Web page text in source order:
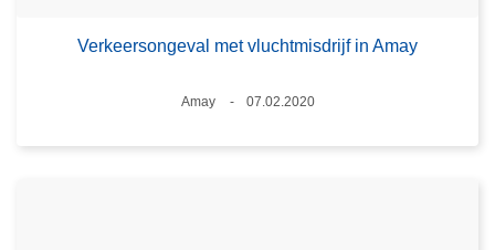
Verkeersongeval met vluchtmisdrijf in Amay
Plaats
Amay
07.02.2020